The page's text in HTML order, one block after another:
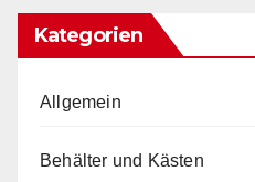
Kategorien
Allgemein
Behälter und Kästen